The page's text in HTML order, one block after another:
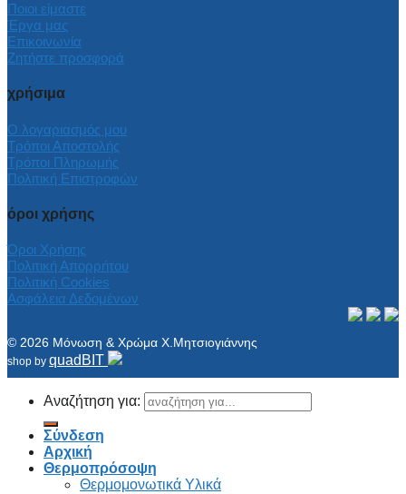
Ποιοι είμαστε
Έργα μας
Επικοινωνία
Ζητήστε προσφορά
χρήσιμα
Ο λογαριασμός μου
Τρόποι Αποστολής
Τρόποι Πληρωμής
Πολιτική Επιστροφών
όροι χρήσης
Όροι Χρήσης
Πολιτική Απορρήτου
Πολιτική Cookies
Ασφάλεια Δεδομένων
© 2026 Μόνωση & Χρώμα Χ.Μητσιογιάννης
shop by quadBIT
Αναζήτηση για:
Σύνδεση
Αρχική
Θερμοπρόσοψη
Θερμομονωτικά Υλικά